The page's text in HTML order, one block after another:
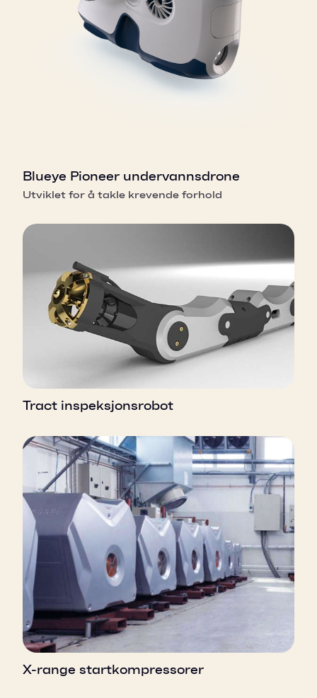
Blueye Pioneer undervannsdrone
Utviklet for å takle krevende forhold
Tract inspeksjonsrobot
X-range startkompressorer